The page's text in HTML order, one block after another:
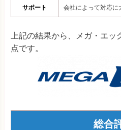
サポート 会社によって対応に
上記の結果から、メガ・エ
点です。
総合